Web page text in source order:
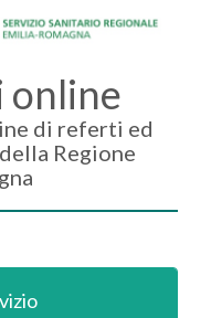
di referti ed
Regione